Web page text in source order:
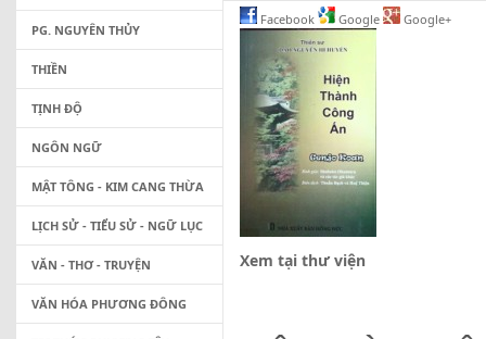
Facebook Google Google+
Xem tại thư viện
PG. NGUYÊN THỦY
THIỀN
TỊNH ĐỘ
NGÔN NGỮ
MẬT TÔNG - KIM CANG THỪA
LỊCH SỬ - TIỂU SỬ - NGỮ LỤC
VĂN - THƠ - TRUYỆN
VĂN HÓA PHƯƠNG ĐÔNG